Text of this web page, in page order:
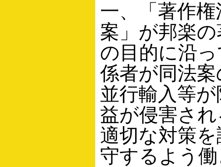
一、「著作
案」が邦楽
の目的に沿
係者が同法
並行輸入等
益が侵害さ
適切な対策
守するよう